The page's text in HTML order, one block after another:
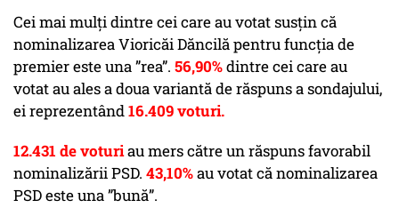
Cei mai mulți dintre cei care au votat susțin că
nominalizarea Vioricăi Dăncilă pentru funcția de
premier este una ”rea”. 56,90%dintre cei care au
votat au ales a doua variantă de răspuns a sondajului,
ei reprezentând16.409 voturi.
12.431 de voturiau mers către un răspuns favorabil
nominalizării PSD. 43,10%au votat că nominalizarea
PSD este una ”bună”.